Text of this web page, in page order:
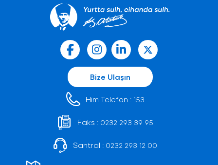
Bize Ulaşın
Him Telefon : 153
Faks : 0232 293 39 95
Santral : 0232 293 12 00